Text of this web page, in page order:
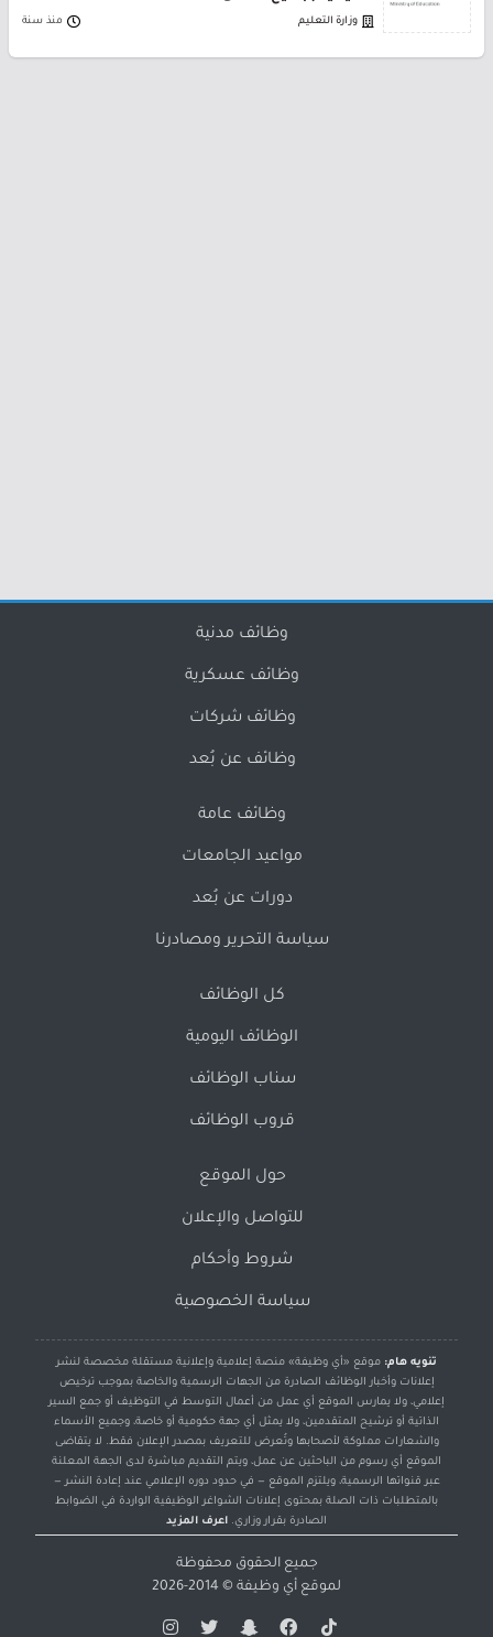
وزارة التعليم منذ سنة
وظائف مدنية
وظائف عسكرية
وظائف شركات
وظائف عن بُعد
وظائف عامة
مواعيد الجامعات
دورات عن بُعد
سياسة التحرير ومصادرنا
كل الوظائف
الوظائف اليومية
سناب الوظائف
قروب الوظائف
حول الموقع
للتواصل والإعلان
شروط وأحكام
سياسة الخصوصية
تنويه هام: موقع «أي وظيفة» منصة إعلامية وإعلانية مستقلة مخصصة لنشر
إعلانات وأخبار الوظائف الصادرة من الجهات الرسمية والخاصة بموجب ترخيص
إعلامي، ولا يمارس الموقع أي عمل من أعمال التوسط في التوظيف أو جمع السير
الذاتية أو ترشيح المتقدمين، ولا يمثل أي جهة حكومية أو خاصة، وجميع الأسماء
والشعارات مملوكة لأصحابها وتُعرض للتعريف بمصدر الإعلان فقط. لا يتقاضى
الموقع أي رسوم من الباحثين عن عمل، ويتم التقديم مباشرة لدى الجهة المعلنة
عبر قنواتها الرسمية، ويلتزم الموقع — في حدود دوره الإعلامي عند إعادة النشر —
بالمتطلبات ذات الصلة بمحتوى إعلانات الشواغر الوظيفية الواردة في الضوابط
الصادرة بقرار وزاري. اعرف المزيد
جميع الحقوق محفوظة
لموقع أي وظيفة © 2014-2026